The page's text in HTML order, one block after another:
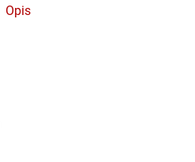
Opis